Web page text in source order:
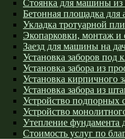
Стоянка для машины из
Бетонная площадка для
Укладка тротуарной
Экопарковки, монтаж и
Заезд для машины на
Установка заборов под
Установка забора из
Установка кирпичного
Установка забора из
Устройство подпорных
Устройство
Утепление фундамента
Стоимость услуг по